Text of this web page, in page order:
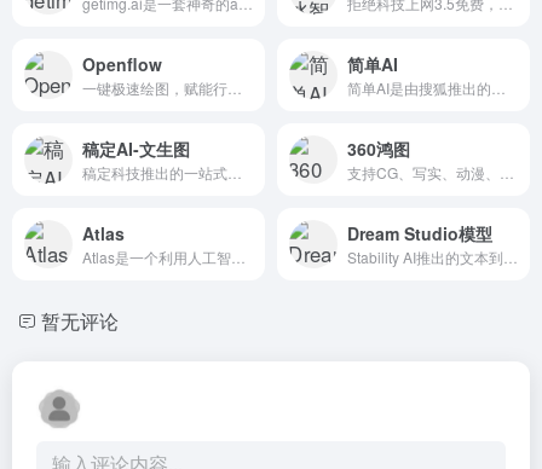
Openflow 简单AI
稿定AI-文生图 360鸿图
Atlas Dream Studio模型
暂无评论